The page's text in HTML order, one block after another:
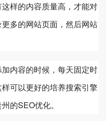
样的内容质量高，才能对
多的网站页面，然后网站
内容的时候，每天固定时
可以更好的培养搜索引擎
的SEO优化。